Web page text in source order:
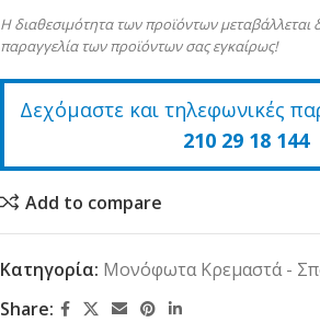
Η διαθεσιμότητα των προϊόντων μεταβάλλεται
παραγγελία των προϊόντων σας εγκαίρως!
Δεχόμαστε και τηλεφωνικές
210 29 18 144
Add to compare
Κατηγορία: Μονόφωτα Κρεμαστά -
Share: